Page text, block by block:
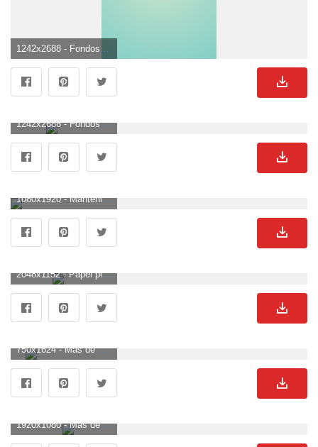
1242x2688 - Fondos de pantalla degradados simples para iPhone. Imágen sencillos.
1080x1920 - Mantenlo simple. El | Fondos de pantalla | Fondo de pantalla de iPhone simple, Simple. Wallpaper para celular sencillos.
2048x1152 - Papel pintado simple 4 - 2048 X 1152 | stmed.net. Imágen sencillos.
750x1624 - Más de 65 fondos de pantalla simples para iPhone - Descarga. Fondo de pantalla sencillos.
1920x1080 - Más de 84 fondos de escritorio minimalistas. Fondo para computadora HD 1080p sencillos.